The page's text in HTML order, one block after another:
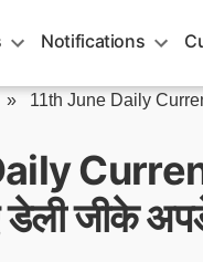
Notifications
» 11th June Daily
डेली जीके